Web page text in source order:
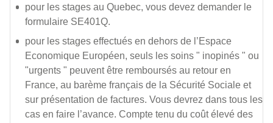
pour les stages au Quebec, vous devez demander le
formulaire SE401Q.
pour les stages effectués en dehors de l’Espace
Economique Européen, seuls les soins " inopinés " ou
"urgents " peuvent être remboursés au retour en
France, au barème français de la Sécurité Sociale et
sur présentation de factures. Vous devrez dans tous les
cas en faire l’avance. Compte tenu du coût élevé des